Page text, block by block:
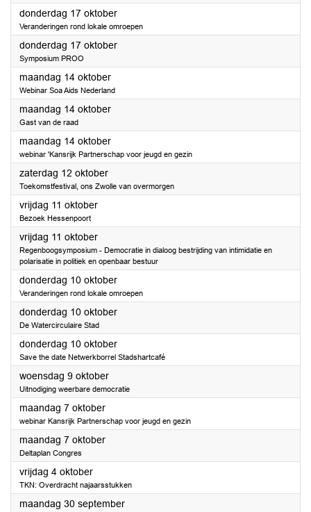
donderdag 17 oktober2024
Veranderingen rond lokale omroepen
donderdag 17 oktober2024
Symposium PROO
maandag 14 oktober2024
Webinar Soa Aids Nederland
maandag 14 oktober2024
Gast van de raad
maandag 14 oktober2024
webinar 'Kansrijk Partnerschap voor jeugd en gezin
zaterdag 12 oktober2024
Toekomstfestival, ons Zwolle van overmorgen
vrijdag 11 oktober2024
Bezoek Hessenpoort
vrijdag 11 oktober2024
Regenboogsymposium - Democratie in dialoog bestrijding van intimidatie en
polarisatie in politiek en openbaar bestuur
donderdag 10 oktober2024
Veranderingen rond lokale omroepen
donderdag 10 oktober2024
De Watercirculaire Stad
donderdag 10 oktober2024
Save the date Netwerkborrel Stadshartcafé
woensdag 9 oktober2024
Uitnodiging weerbare democratie
maandag 7 oktober2024
webinar Kansrijk Partnerschap voor jeugd en gezin
maandag 7 oktober2024
Deltaplan Congres
vrijdag 4 oktober2024
TKN: Overdracht najaarsstukken
maandag 30 september2024